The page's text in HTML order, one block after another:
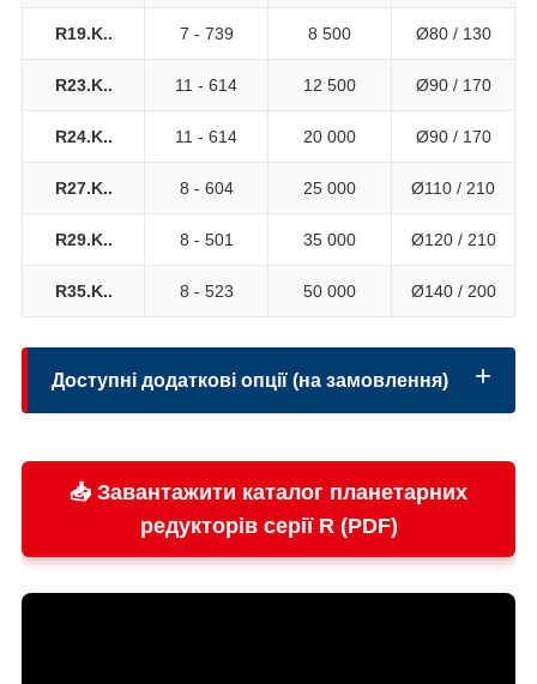
R19.K.. 7 - 739 8 500 Ø80 / 130
R23.K.. 11 - 614 12 500 Ø90 / 170
R24.K.. 11 - 614 20 000 Ø90 / 170
R27.K.. 8 - 604 25 000 Ø110 / 210
R29.K.. 8 - 501 35 000 Ø120 / 210
R35.K.. 8 - 523 50 000 Ø140 / 200
Доступні додаткові опції (на замовлення)
Виконання вихідного вала:
📥 Завантажити каталог планетарних
редукторів серії R (PDF)